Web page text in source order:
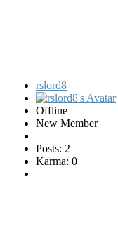
rslord8
Offline
New Member
Posts: 2
Karma: 0